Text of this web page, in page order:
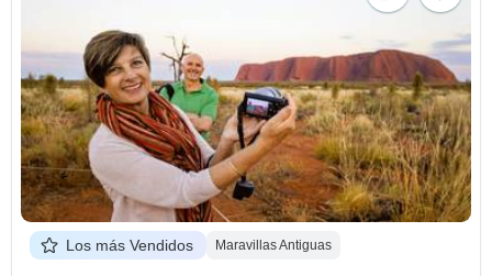
Los más Vendidos Maravillas Antiguas